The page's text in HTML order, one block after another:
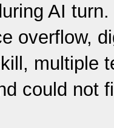
AI
overflow,
multiple
could not